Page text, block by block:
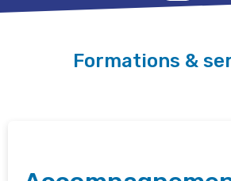
Formations &